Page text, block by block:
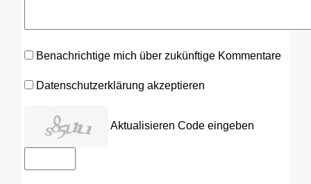
Benachrichtige mich über zukünftige Kommentare
Datenschutzerklärung akzeptieren
Aktualisieren Code eingeben